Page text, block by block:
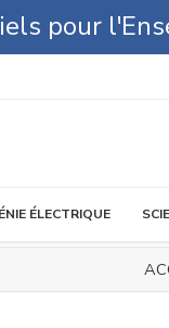
pour
ÉLECTRIQUE